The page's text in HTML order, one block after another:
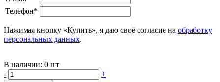
Телефон*
Нажимая кнопку «Купить», я даю своё согласие на обработку
персональных данных.
В наличии: 0 шт
-
+